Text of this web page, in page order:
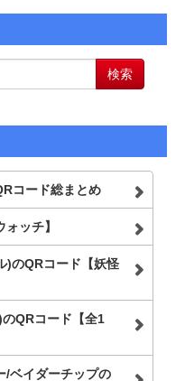
検索
コード総まとめ
ッチ】
)のQRコード【妖怪
のQRコード【全1
/ベイダーチップの